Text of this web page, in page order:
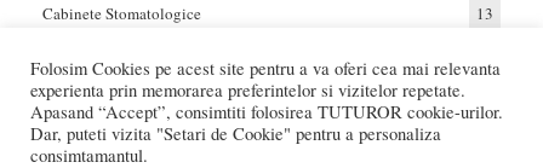
Cabinete Stomatologice 13
Home Auto Diverse Sanatate
Folosim Cookies pe acest site pentru a va oferi cea mai relevanta
experienta prin memorarea preferintelor si vizitelor repetate.
Apasand “Accept”, consimtiti folosirea TUTUROR cookie-urilor.
Dar, puteti vizita "Setari de Cookie" pentru a personaliza
consimtamantul.